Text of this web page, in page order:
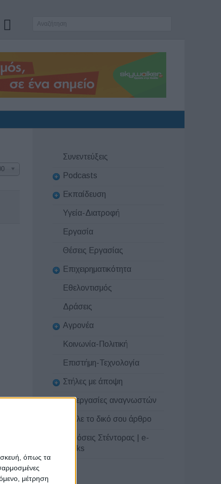
όπως τα
μέτρηση
Συνεντεύξεις
Podcasts
Εκπαίδευση
Υγεία-Διατροφή
Εργασία
Θέσεις Εργασίας
Επιχειρηματικότητα
Εθελοντισμός
Δράσεις
Αγρονέα
Κοινωνία-Πολιτική
Επιστήμη-Τεχνολογία
Στήλες με άποψη
Συνεργασίες αναγνωστών
Στείλε το δικό σου άρθρο
Εκδόσεις Στέντορας | e-
books